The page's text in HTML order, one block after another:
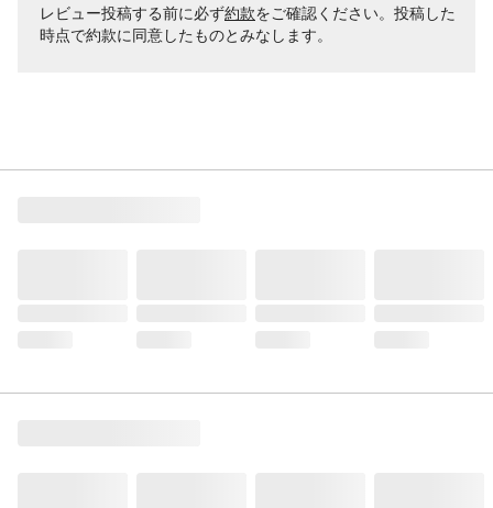
レビュー投稿する前に必ず約款をご確認ください。投稿した
時点で約款に同意したものとみなします。